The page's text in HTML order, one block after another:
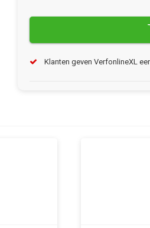
Klanten geven VerfonlineXL